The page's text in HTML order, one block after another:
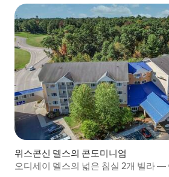
위스콘신 델스의 콘도미니엄
오디세이 델스의 넓은 침실 2개 빌라 —